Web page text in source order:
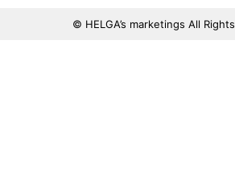
© HELGA’s marketings All